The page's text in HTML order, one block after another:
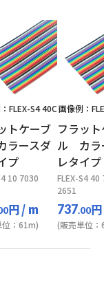
FLEX-S4 40C
トケーブ
ースダ
プ
10 7030
円/ m
：61m)
画像例：
フラッ
ル カラ
レタイプ
FLEX-S4 40
2651
737.00円
(販売単位